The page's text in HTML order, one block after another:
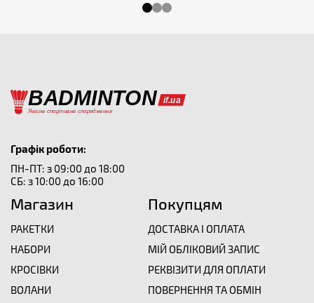
Графік роботи:
ПН-ПТ: з 09:00 до 18:00
СБ: з 10:00 до 16:00
Магазин
РАКЕТКИ
НАБОРИ
КРОСІВКИ
ВОЛАНИ
Покупцям
ДОСТАВКА І ОПЛАТА
МІЙ ОБЛІКОВИЙ ЗАПИС
РЕКВІЗИТИ ДЛЯ ОПЛАТИ
ПОВЕРНЕННЯ ТА ОБМІН